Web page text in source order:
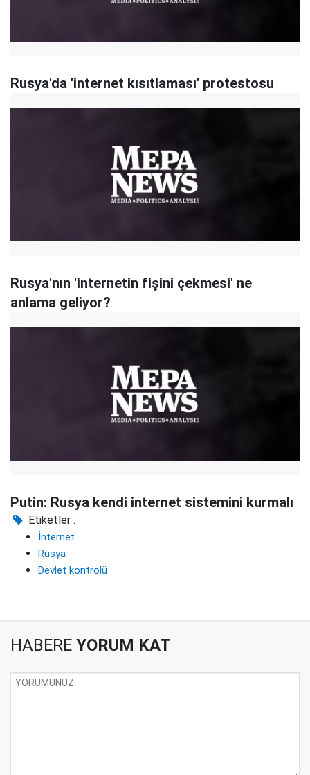
Rusya'da 'internet kısıtlaması' protestosu
Rusya'nın 'internetin fişini çekmesi' ne
anlama geliyor?
Putin: Rusya kendi internet sistemini kurmalı
Etiketler :
İnternet
Rusya
Devlet kontrolü
HABERE YORUM KAT